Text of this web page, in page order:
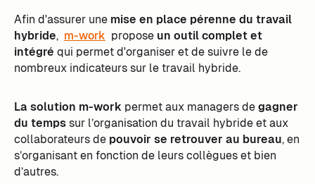
Afin d'assurer une mise en place pérenne du travail
hybride, m-work propose un outil complet et
intégré qui permet d'organiser et de suivre le de
nombreux indicateurs sur le travail hybride.
La solution m-work permet aux managers degagner
du tempssur l’organisation du travail hybride et aux
collaborateurs de pouvoir se retrouver au bureau, en
s’organisant en fonction de leurs collègues et bien
d’autres.